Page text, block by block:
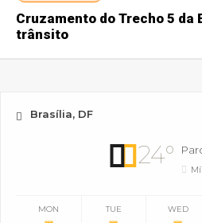
Cruzamento do Trecho 5 da
trânsito
Brasília, DF
24°
MON TUE WED